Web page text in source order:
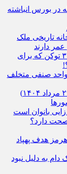
در بورس انباشته
تاریخی ملک
شکار فرصت در بازار نزولی ارز دیجیتال/ ۳ توکن که برای
اجرای احکام پلمب و نصب پرده برای ۳۵ واحد صنفی متخلف
بانوان است
صحت دارد؟
هدف پهپاد
دام به دلیل نبود